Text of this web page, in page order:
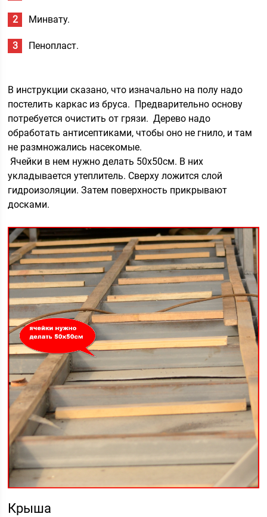
Минвату.
Пенопласт.
В инструкции сказано, что изначально на полу надо
постелить каркас из бруса. Предварительно основу
потребуется очистить от грязи. Дерево надо
обработать антисептиками, чтобы оно не гнило, и там
не размножались насекомые.
Ячейки в нем нужно делать 50х50см. В них
укладывается утеплитель. Сверху ложится слой
гидроизоляции. Затем поверхность прикрывают
досками.
Крыша